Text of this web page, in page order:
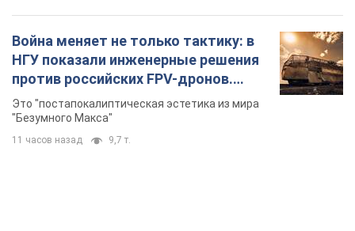
Война меняет не только тактику: в
НГУ показали инженерные решения
против российских FPV-дронов.
Фото
Это "постапокалиптическая эстетика из мира
"Безумного Макса"
11 часов назад 9,7 т.